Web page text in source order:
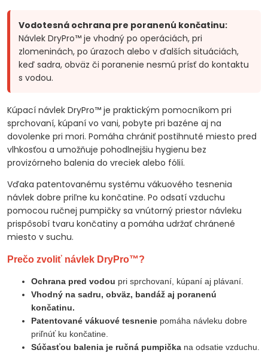
Vodotesná ochrana pre poranenú končatinu:
Návlek DryPro™ je vhodný po operáciách, pri
zlomeninách, po úrazoch alebo v ďalších situáciách,
keď sadra, obväz či poranenie nesmú prísť do kontaktu
s vodou.
Kúpací návlek DryPro™ je praktickým pomocníkom pri
sprchovaní, kúpaní vo vani, pobyte pri bazéne aj na
dovolenke pri mori. Pomáha chrániť postihnuté miesto pred
vlhkosťou a umožňuje pohodlnejšiu hygienu bez
provizórneho balenia do vreciek alebo fólií.
Vďaka patentovanému systému vákuového tesnenia
návlek dobre priľne ku končatine. Po odsatí vzduchu
pomocou ručnej pumpičky sa vnútorný priestor návleku
prispôsobí tvaru končatiny a pomáha udržať chránené
miesto v suchu.
Prečo zvoliť návlek DryPro™?
Ochrana pred vodou pri sprchovaní, kúpaní aj plávaní.
Vhodný na sadru, obväz, bandáž aj poranenú
končatinu.
Patentované vákuové tesnenie pomáha návleku dobre
priľnúť ku končatine.
Súčasťou balenia je ručná pumpička na odsatie vzduchu.